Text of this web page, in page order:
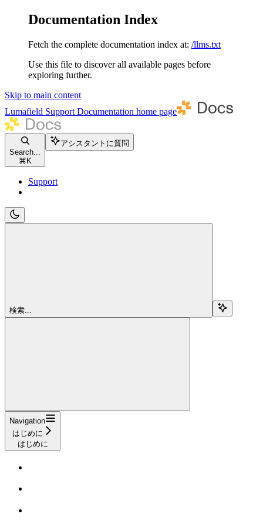
Documentation Index
Fetch the complete documentation index at: /llms.txt
Use this file to discover all available pages before
exploring further.
Skip to main content
Lumafield Support Documentation home page
Search...
⌘ K
アシスタントに質問
Support
検索...
Navigation
はじめに
はじめに